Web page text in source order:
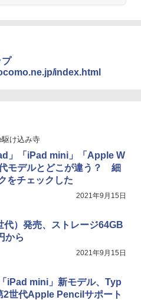
プ
index.html
駆け込み寺
」「iPad mini」「Apple W
モデルとどこが違う？ 細
をチェックした
2021年9月15日
代）発売、ストレージ64GB
から
2021年9月15日
iPad mini」新モデル、Typ
2世代Apple Pencilサポート